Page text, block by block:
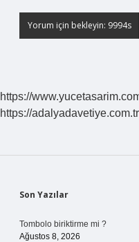
https://
https://adalyadavetiye.com.tr
Sidebar
Son Yazılar
Tombolo biriktirme mi ?
Ağustos 8, 2026